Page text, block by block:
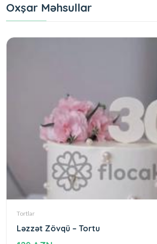
Oxşar Məhsullar
Tortlar
Ləzzət Zövqü – Tortu